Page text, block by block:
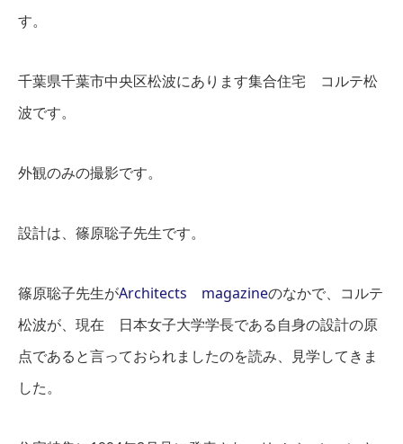
す。
千葉県千葉市中央区松波にあります集合住宅 コルテ松
波です。
外観のみの撮影です。
設計は、篠原聡子先生です。
篠原聡子先生がArchitects magazineのなかで、コルテ
松波が、現在 日本女子大学学長である自身の設計の原
点であると言っておられましたのを読み、見学してきま
した。